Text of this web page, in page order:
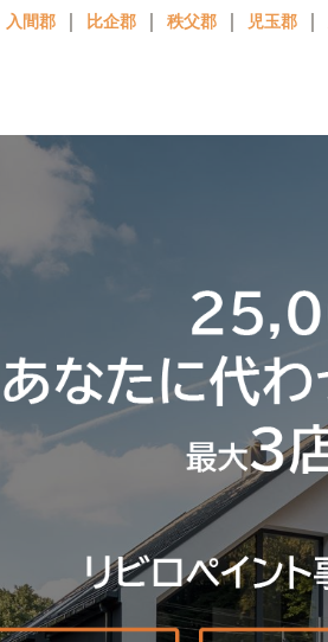
入間郡 ｜ 比企郡 ｜ 秩父郡 ｜ 児玉郡 ｜